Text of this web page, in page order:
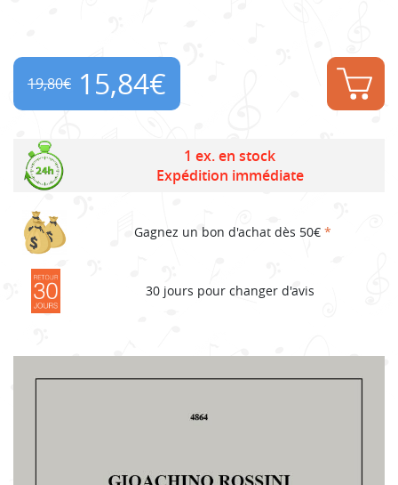
19,80€
Original
19,80€.
15,84€
Current
15,84€.
1 ex. en stock
Expédition immédiate
Gagnez un bon d'achat dès 50€ *
30 jours pour changer d'avis